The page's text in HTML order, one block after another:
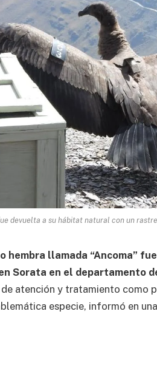
devuelta a su hábitat natural con un
hembra llamada “Ancoma”
Sorata en el departamento
de atención y tratamiento como
especie, informó en